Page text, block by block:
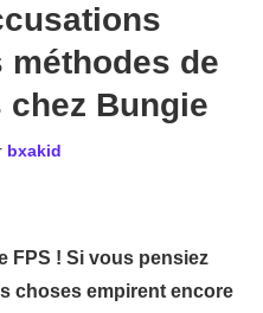
méthodes de
Bungie
bxakid
FPS ! Si vous pensiez
choses empirent encore